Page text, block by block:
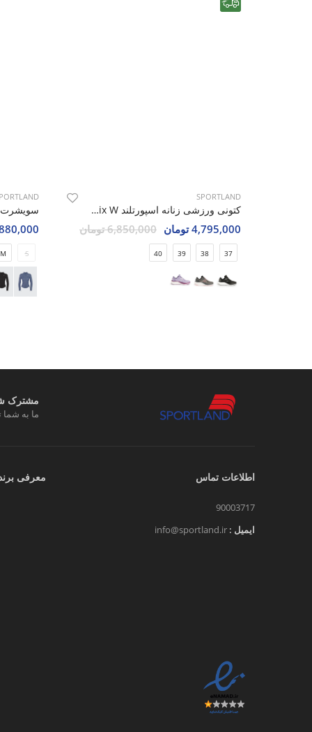
SPORTLAND
کتونی ورزشی زنانه اسپورتلند AeroNix W
4,795,000 تومان 6,850,000 تومان
37
38
39
40
3,880,000
S
M
مشترک
ما به شما
اطلاعات تماس
90003717
ایمیل : info@sportland.ir
معرفی